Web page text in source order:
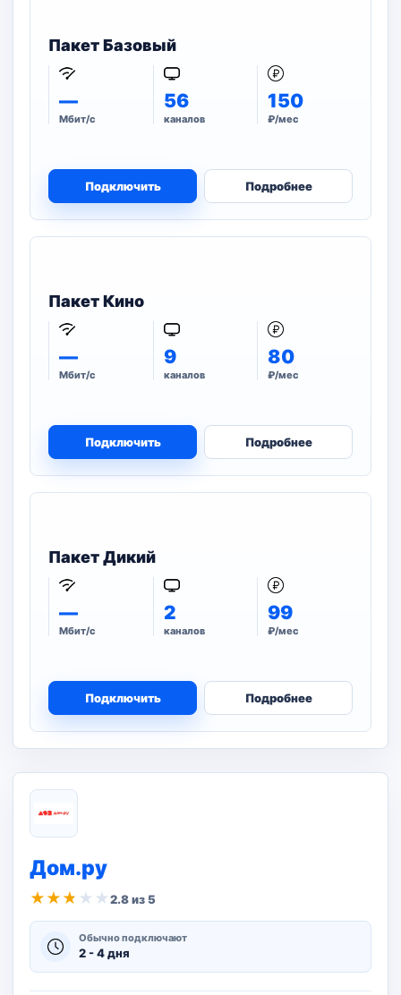
Пакет Базовый
—
Мбит/с
56
каналов
150
₽/мес
Подключить Подробнее
Пакет Кино
—
Мбит/с
9
каналов
80
₽/мес
Подключить Подробнее
Пакет Дикий
—
Мбит/с
2
каналов
99
₽/мес
Подключить Подробнее
Дом.ру
★ ★ ★ ★ ★2.8 из 5
Обычно подключают
2 - 4 дня